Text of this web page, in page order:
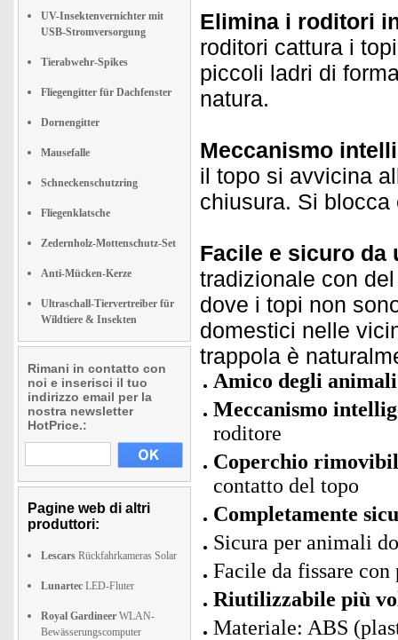
UV-Insektenvernichter mit
USB-Stromversorgung
Tierabwehr-Spikes
Fliegengitter für Dachfenster
Dornengitter
Mausefalle
Schneckenschutzring
Fliegenklatsche
Zedernholz-Mottenschutz-Set
Anti-Mücken-Kerze
Ultraschall-Tiervertreiber für
Wildtiere & Insekten
Rimani in contatto con
noi e inserisci il tuo
indirizzo email per la
nostra newsletter
HotPrice.:
Pagine web di altri
produttori:
Lescars Rückfahrkameras Solar
Lunartec LED-Fluter
Royal Gardineer WLAN-
Bewässerungscomputer
Elimina i roditori
roditori cattura i
piccoli ladri di
natura.
Meccanismo
il topo si avvicina
chiusura. Si
Facile e sicuro da
tradizionale con
dove i topi non
domestici nelle
trappola è
Amico degli
Meccanismo
roditore
Coperchio
contatto del topo
Completamente
Sicura per animali
Facile da fissare
Riutilizzabile più
Materiale: ABS